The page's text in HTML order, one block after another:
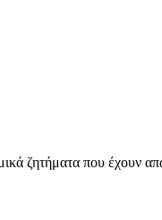
ζητήματα που έχουν